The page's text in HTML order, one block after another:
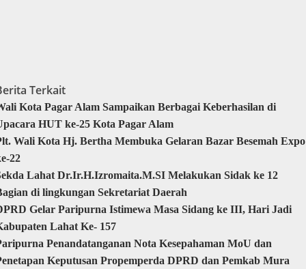
Terkait
Kota Pagar Alam Sampaikan Berbagai Keberhasilan di
HUT ke-25 Kota Pagar Alam
Wali Kota Hj. Bertha Membuka Gelaran Bazar Besemah Expo
22
Lahat Dr.Ir.H.Izromaita.M.SI Melakukan Sidak ke 12
di lingkungan Sekretariat Daerah
Gelar Paripurna Istimewa Masa Sidang ke III, Hari Jadi
Lahat Ke- 157
Penandatanganan Nota Kesepahaman MoU dan
Keputusan Propemperda DPRD dan Pemkab Mura